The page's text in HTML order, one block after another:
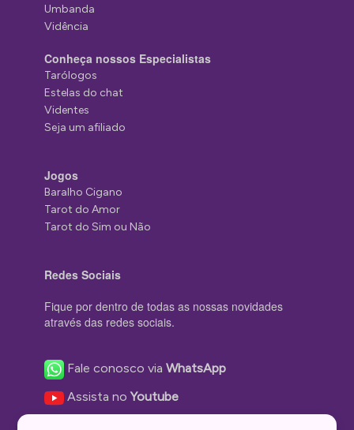
Umbanda
Vidência
Conheça nossos Especialistas
Tarólogos
Estelas do chat
Videntes
Seja um afiliado
Jogos
Baralho Cigano
Tarot do Amor
Tarot do Sim ou Não
Redes Sociais
Fique por dentro de todas as nossas novidades
através das redes sociais.
Fale conosco viaWhatsApp
Assista noYoutube